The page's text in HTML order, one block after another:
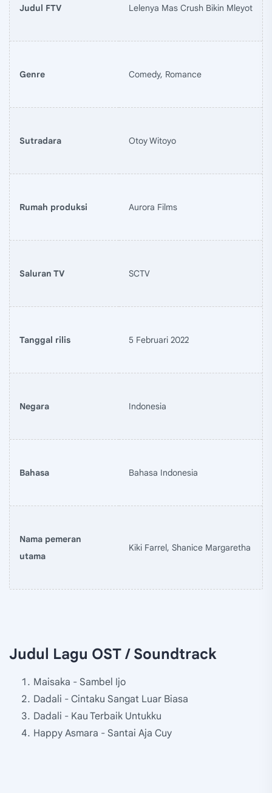
Judul FTV Lelenya Mas Crush Bikin Mleyot
Genre Comedy, Romance
Sutradara Otoy Witoyo
Rumah produksi Aurora Films
Saluran TV SCTV
Tanggal rilis 5 Februari 2022
Negara Indonesia
Bahasa Bahasa Indonesia
Nama pemeran
utama
Kiki Farrel, Shanice Margaretha
Judul Lagu OST / Soundtrack
Maisaka - Sambel Ijo
Dadali - Cintaku Sangat Luar Biasa
Dadali - Kau Terbaik Untukku
Happy Asmara - Santai Aja Cuy